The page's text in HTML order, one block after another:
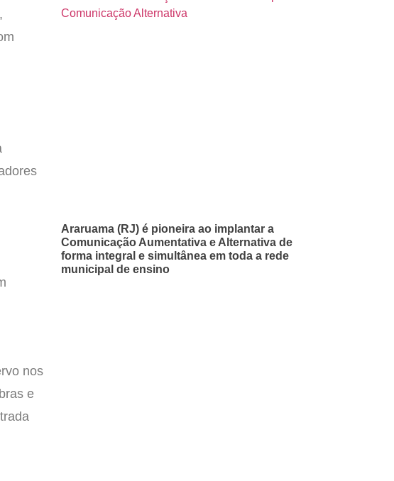
nos
e
Araruama (RJ) é pioneira ao implantar a
Comunicação Aumentativa e Alternativa de
forma integral e simultânea em toda a rede
municipal de ensino